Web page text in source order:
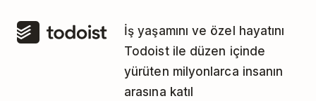
İş yaşamını ve özel hayatını
Todoist ile düzen içinde
yürüten milyonlarca insanın
arasına katıl